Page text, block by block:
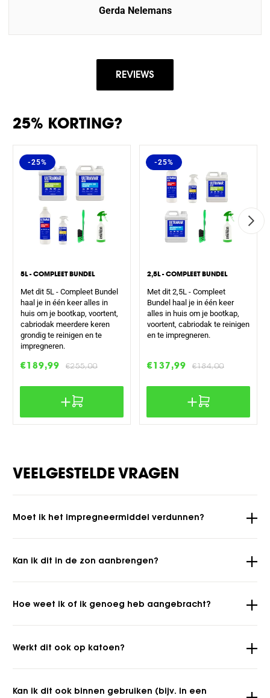
Gerda Nelemans
REVIEWS
25% KORTING?
5L - COMPLEET BUNDEL
Met dit 5L - Compleet Bundel
haal je in één keer alles in
huis om je bootkap, voortent,
cabriodak meerdere keren
grondig te reinigen en te
impregneren.
Aanbiedingsprijs
€189,99
Normale
€255,00
-25%
2,5L - COMPLEET BUNDEL
Met dit 2,5L - Compleet
Bundel haal je in één keer
alles in huis om je bootkap,
voortent, cabriodak te reinigen
en te impregneren.
Aanbiedingsprijs
€137,99
Normale
€184,00
-25%
VEELGESTELDE VRAGEN
Moet ik het impregneermiddel verdunnen?
Kan ik dit in de zon aanbrengen?
Hoe weet ik of ik genoeg heb aangebracht?
Werkt dit ook op katoen?
Kan ik dit ook binnen gebruiken (bijv. in een